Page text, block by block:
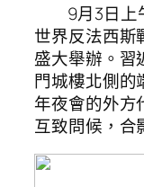
9月3日上
世界反法西斯
盛大舉辦。習
門城樓北側的
年夜會的外方
互致問候，合